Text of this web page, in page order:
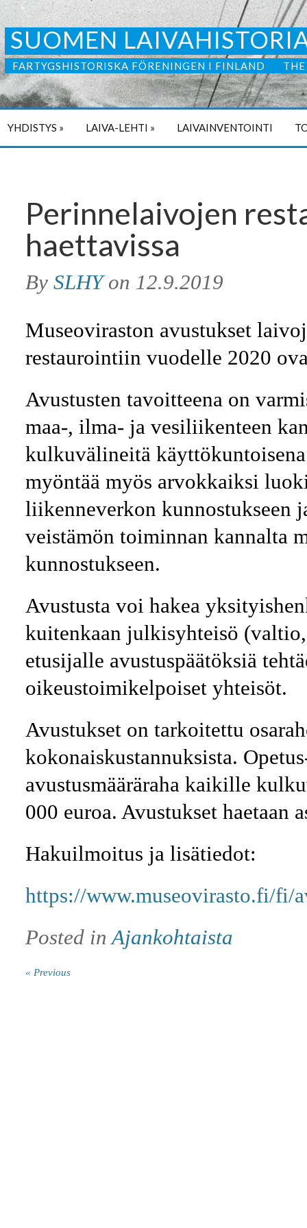
SUOMEN
FARTYGSHISTORISKA FÖRENINGEN I FINLAND
YHDISTYS » LAIVA-LEHTI » LAIVAINVENTOINTI
Perinnelaivojen
haettavissa
By SLHYon 12.9.2019
Museoviraston avustukset
restaurointiin vuodelle 2020
Avustusten tavoitteena on
maa-, ilma- ja vesiliikenteen
kulkuvälineitä
myöntää myös arvokkaiksi
liikenneverkon kunnostukseen
veistämön toiminnan kannalta
kunnostukseen.
Avustusta voi hakea
kuitenkaan julkisyhteisö
etusijalle avustuspäätöksiä
oikeustoimikelpoiset yhteisöt.
Avustukset on tarkoitettu
kokonaiskustannuksista.
avustusmääräraha kaikille
000 euroa. Avustukset haetaan
Hakuilmoitus ja lisätiedot:
https://www.museovirasto.fi/fi/
Posted inAjankohtaista
« Previous